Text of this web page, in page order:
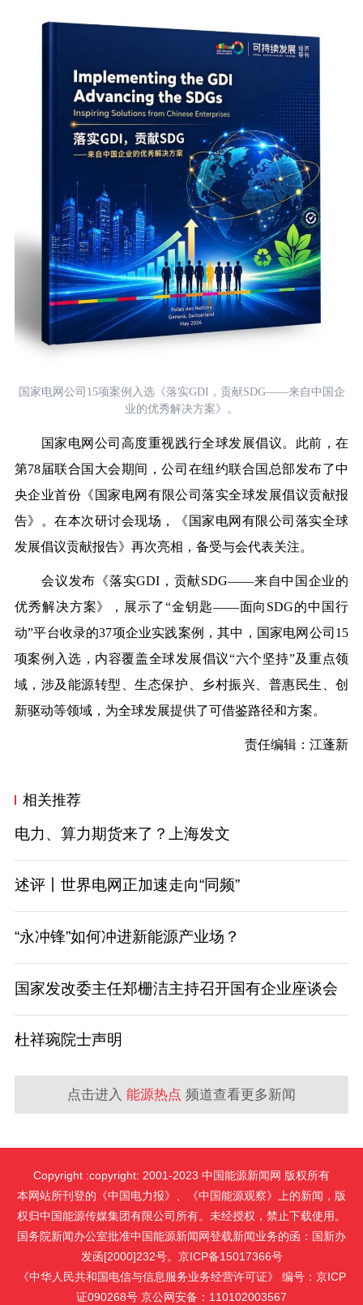
国家电网公司15项案例入选《落实GDI，贡献SDG——来自中国企
业的优秀解决方案》。
国家电网公司高度重视践行全球发展倡议。此前，在
第78届联合国大会期间，公司在纽约联合国总部发布了中
央企业首份 《国家电网有限公司落实全球发展倡议贡献报
告》
。在本次研讨会现场，
《国家电网有限公司落实全球
发展倡议贡献报告》 再次亮相，备受与会代表关注。
会议发布《落实GDI，贡献SDG——来自中 国企业的
优秀解决方案》，展示了“金钥匙——面向SDG的中 国行
动”平台收录的37项企业实践案例，其中，国家电网公司15
项案例入选，内容覆盖全球发展倡议“六个坚持”及重点领
域，涉及能源转型、生态保护、乡村振兴、普惠民生、创
新驱动等领域，为全球发展提供了可借鉴路径和方案。
责任编辑：江蓬新
相关推荐
电力、算力期货来了？上海发文
述评丨世界电网正加速走向“同频”
“永冲锋”如何冲进新能源产业场？
国家发改委主任郑栅洁主持召开国有企业座谈会
杜祥琬院士声明
点击进入 能源热点 频道查看更多新闻
Copyright :copyright: 2001-2023 中国能源新闻网 版权所有
本网站所刊登的《中国电力报》、《中国能源观察》上的新闻，版
权归中国能源传媒集团有限公司所有。未经授权，禁止下载使用。
国务院新闻办公室批准中国能源新闻网登载新闻业务的函：国新办
发函[2000]232号。京ICP备15017366号
《中华人民共和国电信与信息服务业务经营许可证》 编号：京ICP
证090268号 京公网安备：110102003567